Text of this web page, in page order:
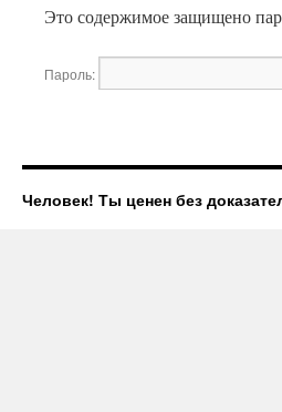
Это содержимое защищено
Пароль:
Человек! Ты ценен без